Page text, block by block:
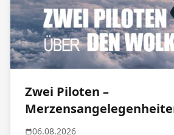
Zwei Piloten –
06.08.2026